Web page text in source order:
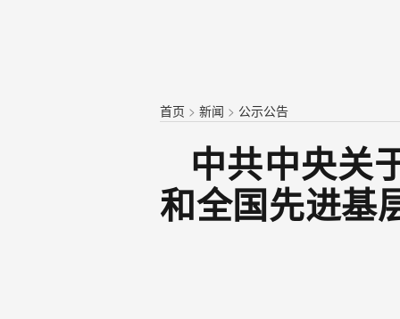
首页 >新闻 > 公示公告
中共中央关
和全国先进基